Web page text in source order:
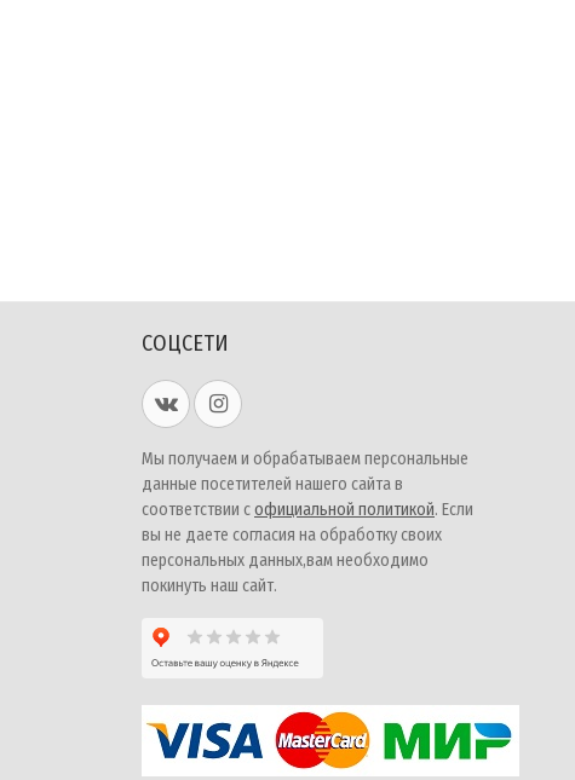
СОЦСЕТИ
Мы получаем и обрабатываем персональные
данные посетителей нашего сайта в
соответствии софициальной политикой. Если
вы не даете согласия на обработку своих
персональных данных,вам необходимо
покинуть наш сайт.